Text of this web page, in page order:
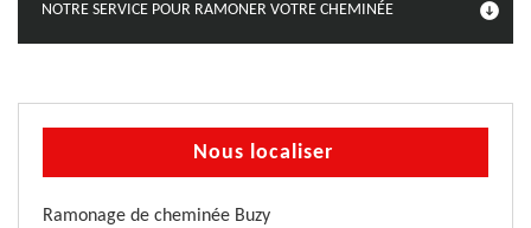
NOTRE SERVICE POUR RAMONER VOTRE CHEMINÉE
Nous localiser
Ramonage de cheminée Buzy